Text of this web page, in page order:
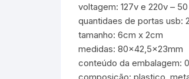
voltagem: 127v e 220v –
quantidaes de portas usb:
tamanho: 6cm x 2cm
medidas: 80×42,5x23mm
conteúdo da embalagem: